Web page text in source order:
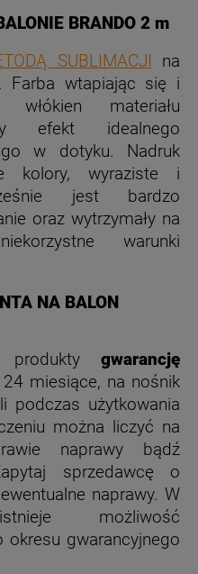
BRANDO 2 m
SUBLIMACJI
na
Farba wtapiając się i
materiału
efekt idealnego
w dotyku.
Nadruk
kolory, wyraziste i
jest bardzo
oraz wytrzymały na
warunki
NA BALON
produkty gwarancję
miesiące, na nośnik
podczas użytkowania
można liczyć na
naprawy bądź
sprzedawcę o
naprawy. W
możliwość
okresu gwarancyjnego